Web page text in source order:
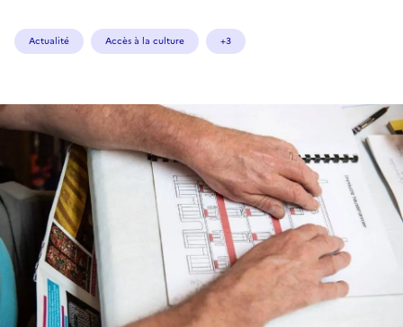
Actualité Accès à la culture +3